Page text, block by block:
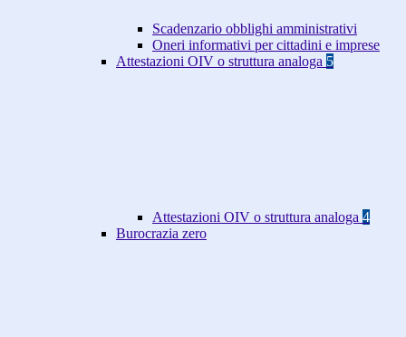
Scadenzario obblighi amministrativi
Oneri informativi per cittadini e imprese
Attestazioni OIV o struttura analoga 5
Attestazioni OIV o struttura analoga 4
Burocrazia zero